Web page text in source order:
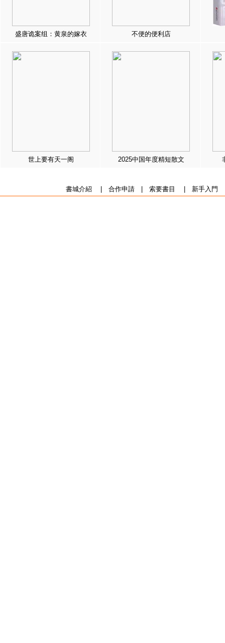
盛唐诡案组：黄泉的嫁衣 不便的便利店
世上要有天一阁 2025中国年度精短散文
書城介紹 合作申請| 索要書目 新手入門